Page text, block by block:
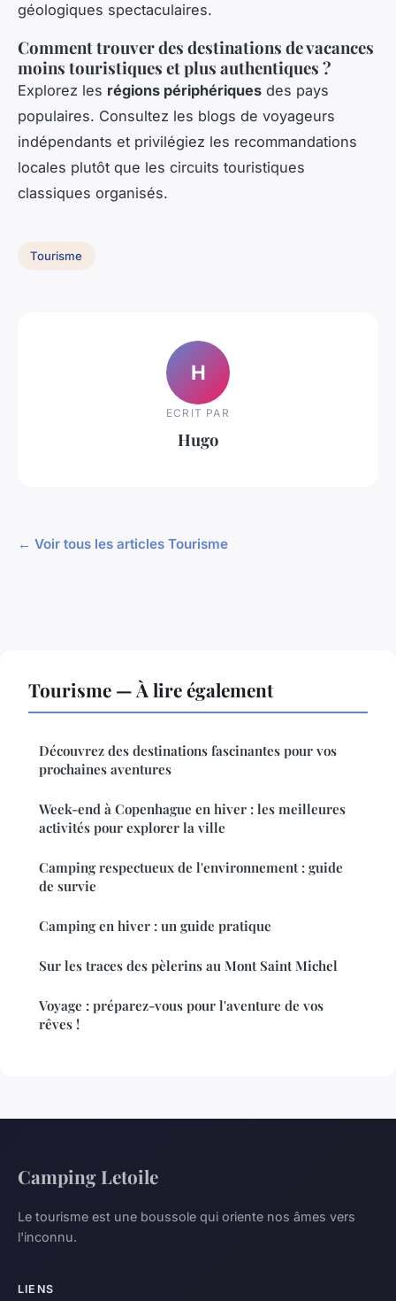
géologiques spectaculaires.
Comment trouver des destinations de vacances
moins touristiques et plus authentiques ?
Explorez les régions périphériques des pays
populaires. Consultez les blogs de voyageurs
indépendants et privilégiez les recommandations
locales plutôt que les circuits touristiques
classiques organisés.
Tourisme
H
ECRIT PAR
Hugo
← Voir tous les articles Tourisme
Tourisme — À lire également
Découvrez des destinations fascinantes pour vos
prochaines aventures
Week-end à Copenhague en hiver : les meilleures
activités pour explorer la ville
Camping respectueux de l'environnement : guide
de survie
Camping en hiver : un guide pratique
Sur les traces des pèlerins au Mont Saint Michel
Voyage : préparez-vous pour l'aventure de vos
rêves !
Camping Letoile
Le tourisme est une boussole qui oriente nos âmes vers
l'inconnu.
LIENS